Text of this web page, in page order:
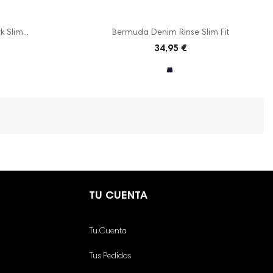
Slim... Bermuda Denim Rinse Slim Fit
34,95 €
TU CUENTA
Tu Cuenta
Tus Pedidos